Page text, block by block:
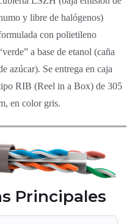
y libre de halógenos)
con polietileno
a base de etanol (caña
azúcar). Se entrega en caja
RIB (Reel in a Box) de 305
en color gris.
Principales